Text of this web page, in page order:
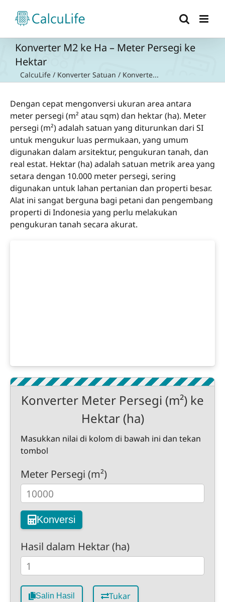
content
Konverter M2 ke Ha – Meter Persegi ke
Hektar
CalcuLife / Konverter Satuan / Konverte...
Dengan cepat mengonversi ukuran area antara
meter persegi (m² atau sqm) dan hektar (ha). Meter
persegi (m²) adalah satuan yang diturunkan dari SI
untuk mengukur luas permukaan, yang umum
digunakan dalam arsitektur, pengukuran tanah, dan
real estat. Hektar (ha) adalah satuan metrik area yang
setara dengan 10.000 meter persegi, sering
digunakan untuk lahan pertanian dan properti besar.
Alat ini sangat berguna bagi petani dan pengembang
properti di Indonesia yang perlu melakukan
pengukuran tanah secara akurat.
Konverter Meter Persegi (m²) ke
Hektar (ha)
Masukkan nilai di kolom di bawah ini dan tekan
tombol
Meter Persegi (m²)
Konversi
Hasil dalam Hektar (ha)
Salin Hasil Tukar